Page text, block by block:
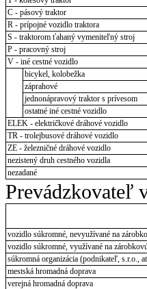
C - pásový traktor
R - prípojné vozidlo traktora
S - traktorom ťahaný vymeniteľný stroj
P - pracovný stroj
V - iné cestné vozidlo
bicykel, kolobežka
záprahové
jednonápravový traktor s prívesom
ostatné iné cestné vozidlo
ELEK - električkové dráhové vozidlo
TR - trolejbusové dráhové vozidlo
ZE - železničné dráhové vozidlo
nezistený druh cestného vozidla
nezadané
Prevádzkovateľ
vozidlo súkromné, nevyužívané na
vozidlo súkromné, využívané na
súkromná organizácia (podnikateľ, s.r.o.,
mestská hromadná doprava
verejná hromadná doprava